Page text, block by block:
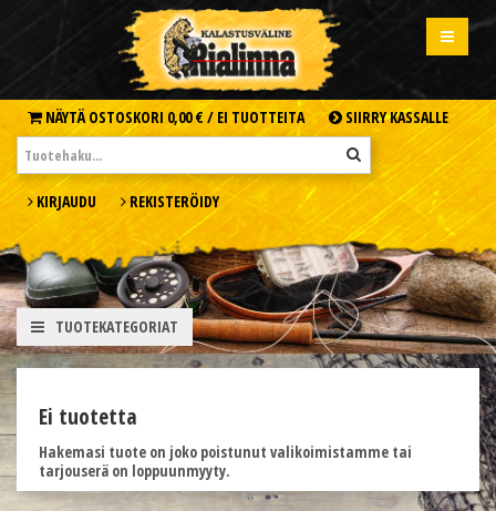
NÄYTÄ OSTOSKORI 0,00 € / EI TUOTTEITA SIIRRY KASSALLE
KIRJAUDU REKISTERÖIDY
TUOTEKATEGORIAT
Ei tuotetta
Hakemasi tuote on joko poistunut valikoimistamme tai
tarjouserä on loppuunmyyty.